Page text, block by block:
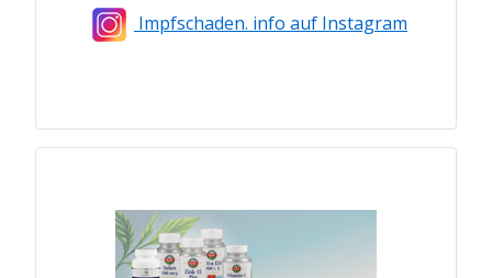
Impfschaden. info auf Instagram